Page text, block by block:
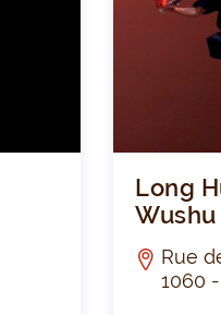
Long
Rue
1060